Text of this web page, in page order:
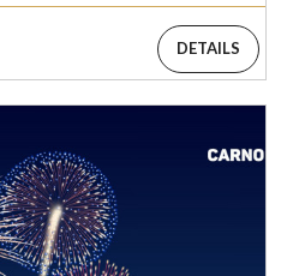
DETAILS